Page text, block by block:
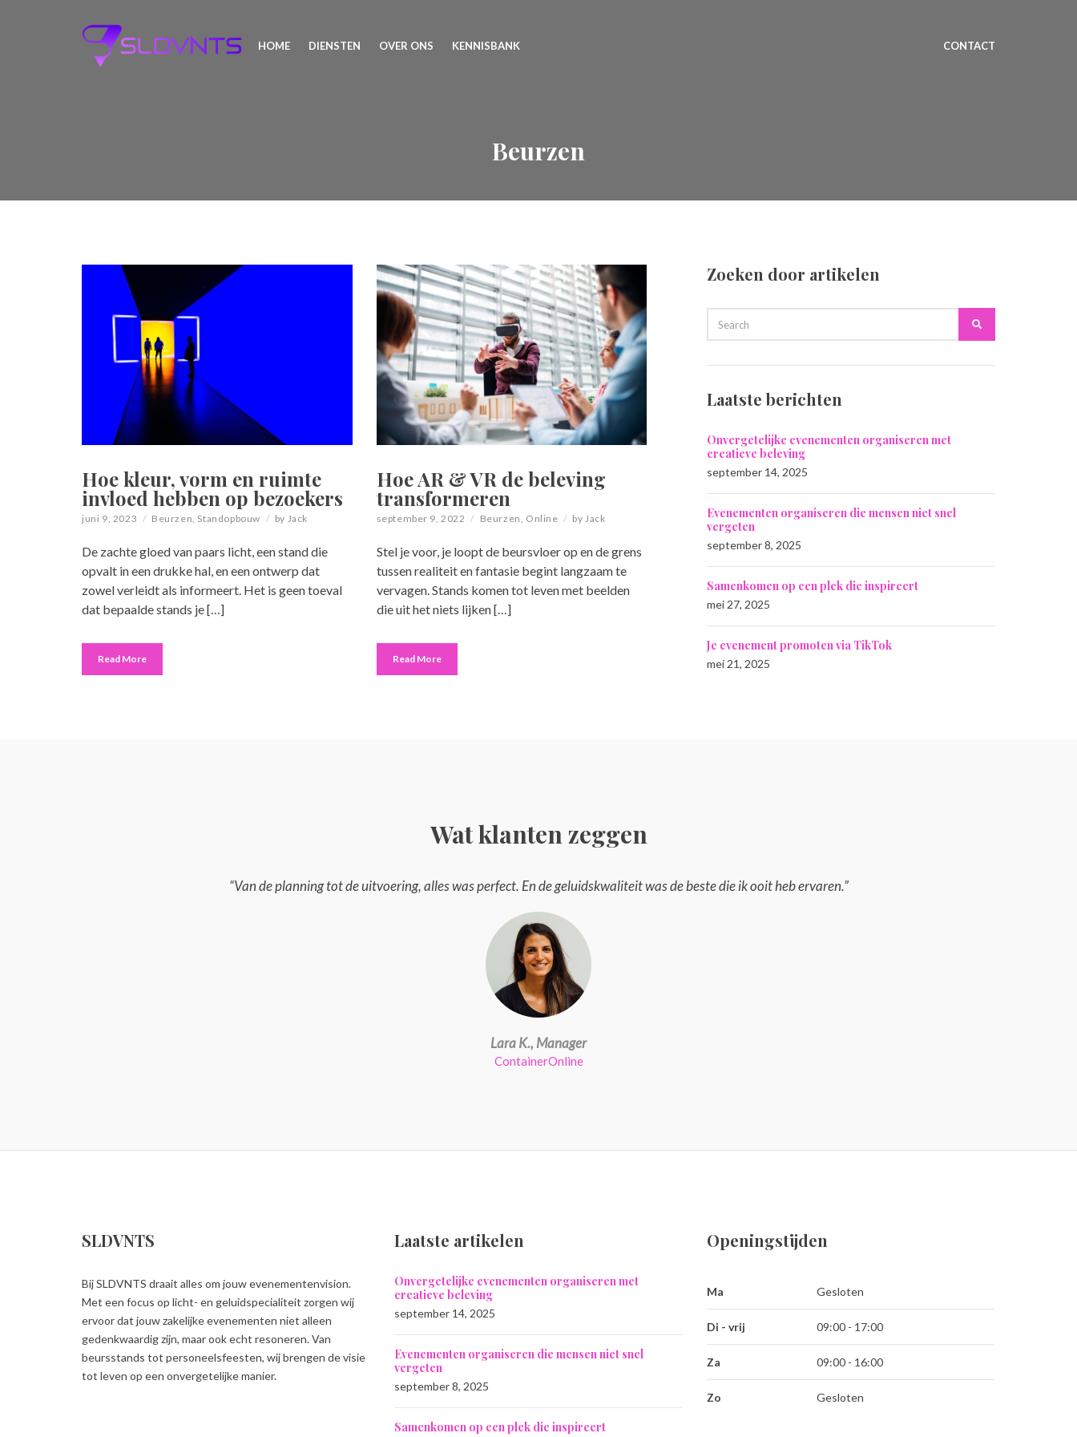
HOME DIENSTEN OVER ONS KENNISBANK CONTACT
Beurzen
Hoe kleur, vorm en ruimte
invloed hebben op bezoekers
juni 9, 2023 Beurzen, Standopbouw by Jack
De zachte gloed van paars licht, een stand die
opvalt in een drukke hal, en een ontwerp dat
zowel verleidt als informeert. Het is geen toeval
dat bepaalde stands je […]
Read More
Hoe AR & VR de beleving
transformeren
september 9, 2022 Beurzen, Online byJack
Stel je voor, je loopt de beursvloer op en de grens
tussen realiteit en fantasie begint langzaam te
vervagen. Stands komen tot leven met beelden
die uit het niets lijken […]
Read More
Zoeken door artikelen
SEARCH
FOR:
Laatste berichten
Onvergetelijke evenementen organiseren met
creatieve beleving
september 14, 2025
Evenementen organiseren die mensen niet snel
vergeten
september 8, 2025
Samenkomen op een plek die inspireert
mei 27, 2025
Je evenement promoten via TikTok
mei 21, 2025
Wat klanten zeggen
“Van de planning tot de uitvoering, alles was perfect. En de geluidskwaliteit was de beste die ik ooit heb ervaren.”
Lara K., Manager
ContainerOnline
SLDVNTS
Bij SLDVNTS draait alles om jouw evenementenvision.
Met een focus op licht- en geluidspecialiteit zorgen wij
ervoor dat jouw zakelijke evenementen niet alleen
gedenkwaardig zijn, maar ook echt resoneren. Van
beursstands tot personeelsfeesten, wij brengen de visie
tot leven op een onvergetelijke manier.
Laatste artikelen
Onvergetelijke evenementen organiseren met
creatieve beleving
september 14, 2025
Evenementen organiseren die mensen niet snel
vergeten
september 8, 2025
Samenkomen op een plek die inspireert
Openingstijden
Ma Gesloten
Di - vrij 09:00 - 17:00
Za 09:00 - 16:00
Zo Gesloten